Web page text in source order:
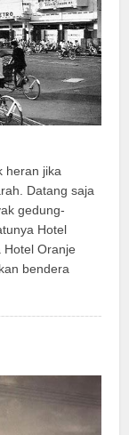
heran jika
Datang saja
gedung-
Hotel
Oranje
bendera